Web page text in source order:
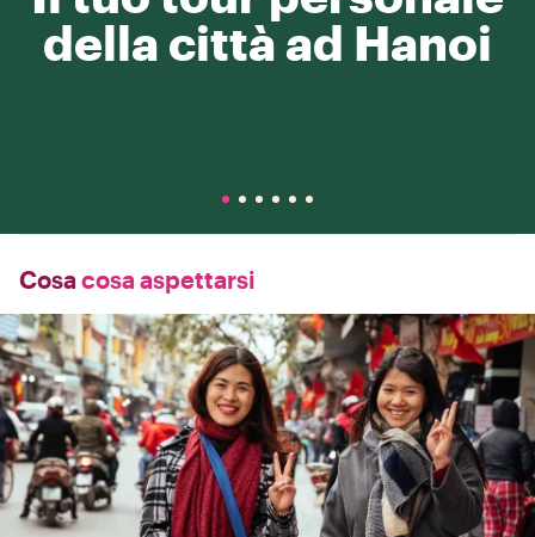
della città ad Hanoi
Cosa cosa aspettarsi